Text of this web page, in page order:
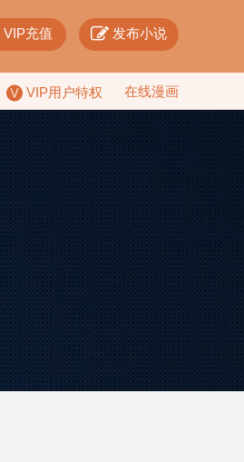
VIP充值  发布小说
VIP用户特权 在线漫画